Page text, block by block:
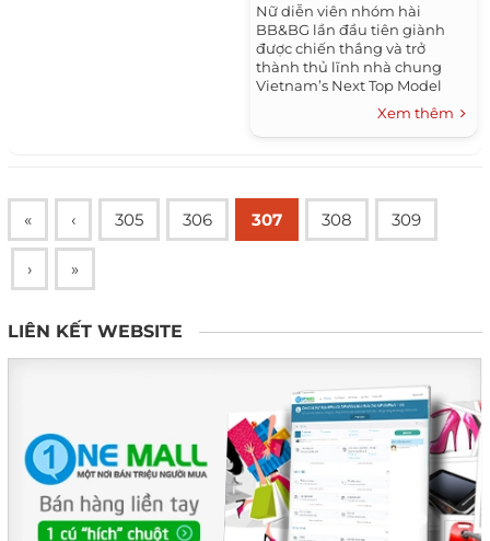
Nữ diễn viên nhóm hài
BB&BG lần đầu tiên giành
được chiến thắng và trở
thành thủ lĩnh nhà chung
Vietnam’s Next Top Model
2016. Hành trình chinh phục
ngôi vị quán quân Vietnam’s
Next Top Model 2016 đã...
Xem thêm
« ‹ 305 306 307 308 309
› »
LIÊN KẾT WEBSITE